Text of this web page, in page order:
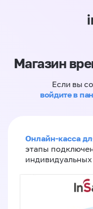
Магазин
Если вы
войдите в
Онлайн-касса
этапы